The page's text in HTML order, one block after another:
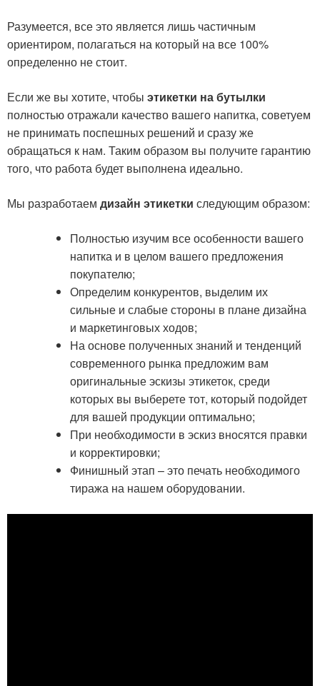
Разумеется, все это является лишь частичным
ориентиром, полагаться на который на все 100%
определенно не стоит.
Если же вы хотите, чтобы этикетки на бутылки
полностью отражали качество вашего напитка, советуем
не принимать поспешных решений и сразу же
обращаться к нам. Таким образом вы получите гарантию
того, что работа будет выполнена идеально.
Мы разработаем дизайн этикетки следующим образом:
Полностью изучим все особенности вашего
напитка и в целом вашего предложения
покупателю;
Определим конкурентов, выделим их
сильные и слабые стороны в плане дизайна
и маркетинговых ходов;
На основе полученных знаний и тенденций
современного рынка предложим вам
оригинальные эскизы этикеток, среди
которых вы выберете тот, который подойдет
для вашей продукции оптимально;
При необходимости в эскиз вносятся правки
и корректировки;
Финишный этап – это печать необходимого
тиража на нашем оборудовании.